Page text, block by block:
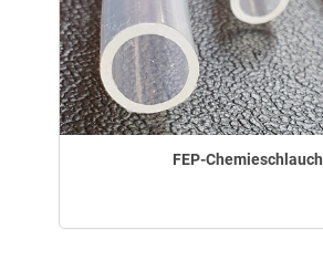
FEP-Chemieschlauch